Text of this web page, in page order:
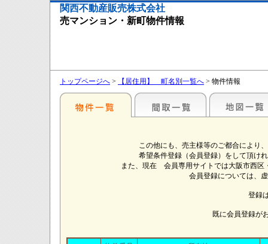
関西不動産販売株式会社
売マンション・新町物件情報
トップページへ > 【居住用】 町名別一覧へ > 物件情報
この他にも、売主様等のご都合により
希望条件登録（会員登録）をして頂け
また、現在 会員専用サイトでは大阪市西
会員登録については、
登録
既に会員登録が